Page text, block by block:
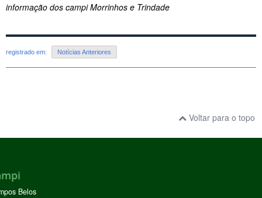
informação dos campi Morrinhos e Trindade
registrado em: Notícias Anteriores
Voltar para o topo
Belos